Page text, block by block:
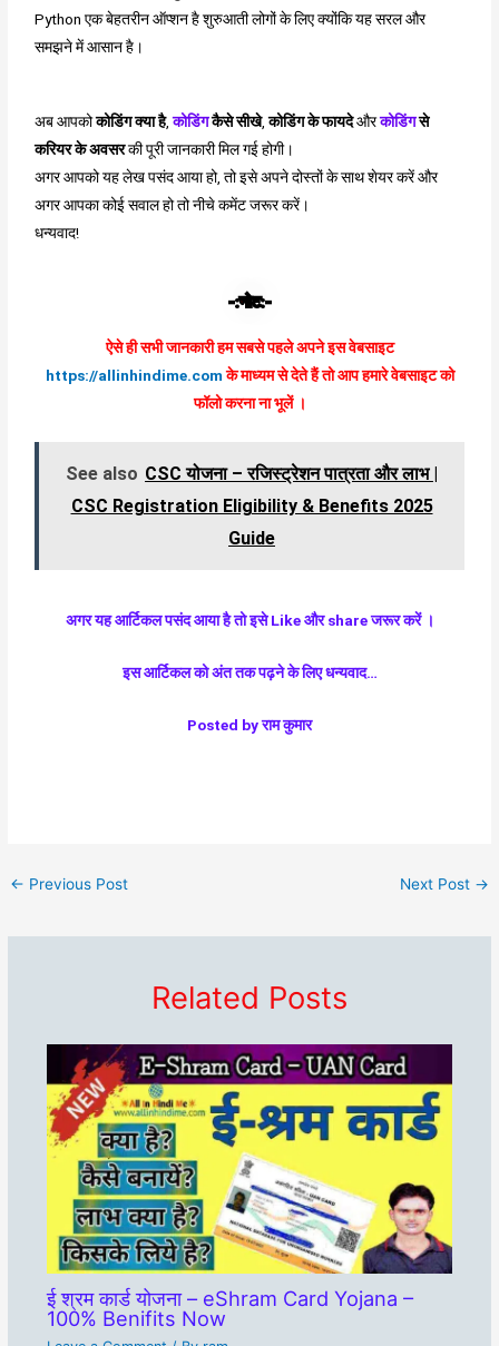
Python एक बेहतरीन ऑप्शन है शुरुआती लोगों के लिए क्योंकि यह सरल और
समझने में आसान है।
अब आपकोकोडिंग क्या है,कोडिंगकैसे सीखे,कोडिंगके फायदेऔरकोडिंगसे
करियर के अवसरकी पूरी जानकारी मिल गई होगी।
अगर आपको यह लेख पसंद आया हो, तो इसे अपने दोस्तों के साथ शेयर करें और
अगर आपका कोई सवाल हो तो नीचे कमेंट जरूर करें।
धन्यवाद!
-:नोट:-
ऐसे ही सभी जानकारी हम सबसे पहले अपने इस वेबसाइट
https://allinhindime.comके माध्यम से देते हैं तो आप हमारे वेबसाइट को
फॉलो करना ना भूलें ।
See also CSC योजना – रजिस्ट्रेशन पात्रता और लाभ |
CSC Registration Eligibility & Benefits 2025
Guide
अगर यह आर्टिकल पसंद आया है तो इसेLike और share जरूर करें ।
इस आर्टिकल को अंत तक पढ़ने के लिए धन्यवाद…
Posted by राम कुमार
← Previous Post Next Post →
Related Posts
ई श्रम कार्ड योजना – eShram Card Yojana –
100% Benifits Now